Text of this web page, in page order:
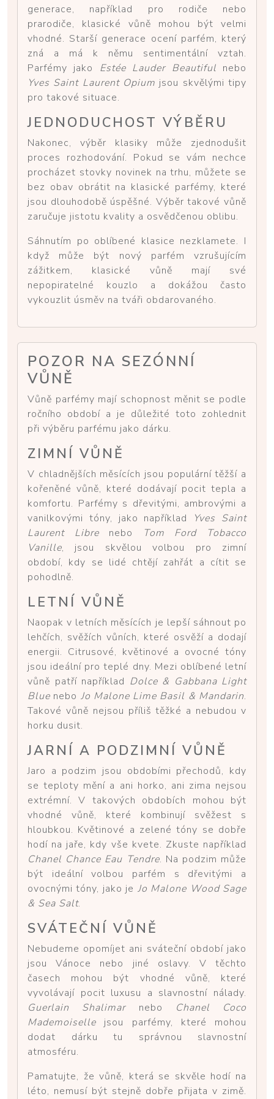
generace, například pro rodiče nebo
prarodiče, klasické vůně mohou být velmi
vhodné. Starší generace ocení parfém, který
zná a má k němu sentimentální vztah.
Parfémy jako Estée Lauder Beautiful nebo
Yves Saint Laurent Opium jsou skvělými tipy
pro takové situace.
JEDNODUCHOST VÝBĚRU
Nakonec, výběr klasiky může zjednodušit
proces rozhodování. Pokud se vám nechce
procházet stovky novinek na trhu, můžete se
bez obav obrátit na klasické parfémy, které
jsou dlouhodobě úspěšné. Výběr takové vůně
zaručuje jistotu kvality a osvědčenou oblibu.
Sáhnutím po oblíbené klasice nezklamete. I
když může být nový parfém vzrušujícím
zážitkem, klasické vůně mají své
nepopiratelné kouzlo a dokážou často
vykouzlit úsměv na tváři obdarovaného.
POZOR NA SEZÓNNÍ
VŮNĚ
Vůně parfémy mají schopnost měnit se podle
ročního období a je důležité toto zohlednit
při výběru parfému jako dárku.
ZIMNÍ VŮNĚ
V chladnějších měsících jsou populární těžší a
kořeněné vůně, které dodávají pocit tepla a
komfortu. Parfémy s dřevitými, ambrovými a
vanilkovými tóny, jako například
Yves Saint
Laurent Librenebo Tom Ford Tobacco
Vanille, jsou skvělou volbou pro zimní
období, kdy se lidé chtějí zahřát a cítit se
pohodlně.
LETNÍ VŮNĚ
Naopak v letních měsících je lepší sáhnout po
lehčích, svěžích vůních, které osvěží a dodají
energii. Citrusové, květinové a ovocné tóny
jsou ideální pro teplé dny. Mezi oblíbené letní
vůně patří například Dolce & Gabbana Light
Blue nebo Jo Malone Lime Basil & Mandarin.
Takové vůně nejsou příliš těžké a nebudou v
horku dusit.
JARNÍ A PODZIMNÍ VŮNĚ
Jaro a podzim jsou obdobími přechodů, kdy
se teploty mění a ani horko, ani zima nejsou
extrémní. V takových obdobích mohou být
vhodné vůně, které kombinují svěžest s
hloubkou. Květinové a zelené tóny se dobře
hodí na jaře, kdy vše kvete. Zkuste například
Chanel Chance Eau Tendre. Na podzim může
být ideální volbou parfém s dřevitými a
ovocnými tóny, jako je Jo Malone Wood Sage
& Sea Salt.
SVÁTEČNÍ VŮNĚ
Nebudeme opomíjet ani sváteční období jako
jsou Vánoce nebo jiné oslavy. V těchto
časech mohou být vhodné vůně, které
vyvolávají pocit luxusu a slavnostní nálady.
Guerlain Shalimarnebo
Chanel Coco
Mademoiselle jsou parfémy, které mohou
dodat dárku tu správnou slavnostní
atmosféru.
Pamatujte, že vůně, která se skvěle hodí na
léto, nemusí být stejně dobře přijata v zimě.